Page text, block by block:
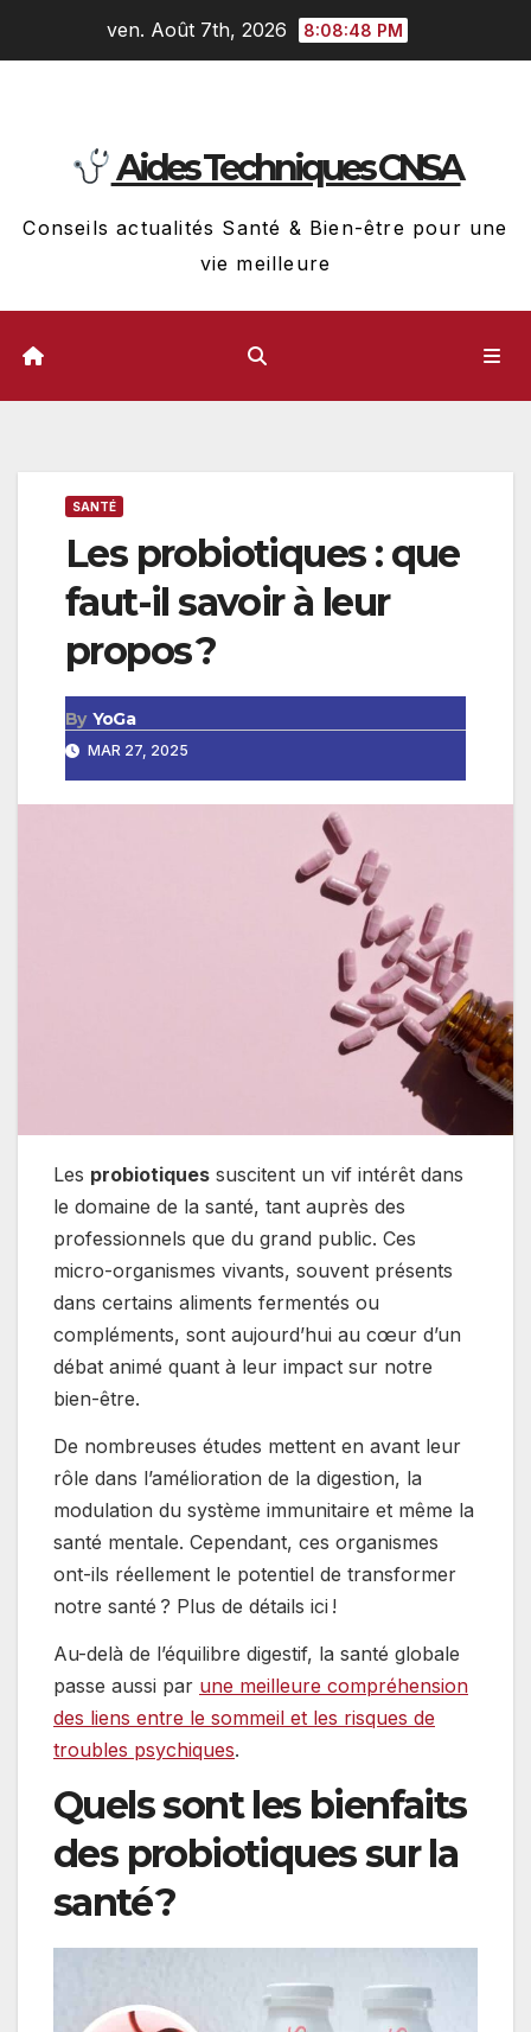
ven. Août 7th, 2026 8:08:49 PM
Aides Techniques CNSA
Conseils actualités Santé & Bien-être pour une
vie meilleure
SANTÉ
Les probiotiques : que
faut-il savoir à leur
propos ?
By YoGa
MAR 27, 2025
Les probiotiques suscitent un vif intérêt dans
le domaine de la santé, tant auprès des
professionnels que du grand public. Ces
micro-organismes vivants, souvent présents
dans certains aliments fermentés ou
compléments, sont aujourd’hui au cœur d’un
débat animé quant à leur impact sur notre
bien-être.
De nombreuses études mettent en avant leur
rôle dans l’amélioration de la digestion, la
modulation du système immunitaire et même la
santé mentale. Cependant, ces organismes
ont-ils réellement le potentiel de transformer
notre santé ? Plus de détails ici !
Au-delà de l’équilibre digestif, la santé globale
passe aussi par une meilleure compréhension
des liens entre le sommeil et les risques de
troubles psychiques.
Quels sont les bienfaits
des probiotiques sur la
santé ?